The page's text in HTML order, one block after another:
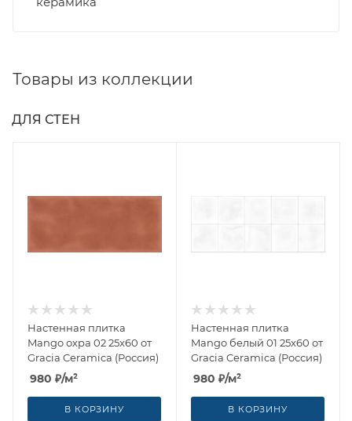
Товары из коллекции
ДЛЯ СТЕН
Настенная плитка
Mango охра 02 25x60 от
Gracia Ceramica (Россия)
980 ₽/м²
В КОРЗИНУ
Настенная плитка
Mango белый 01 25x60 от
Gracia Ceramica (Россия)
980 ₽/м²
В КОРЗИНУ